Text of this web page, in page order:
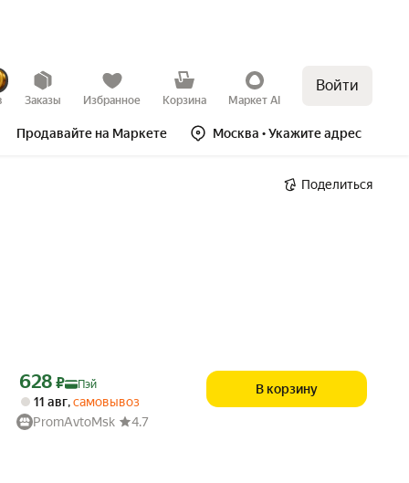
Заказы Избранное Корзина Маркет AI
Войти
Продавайте на Маркете Москва • Укажите адрес
Поделиться
Цена с картой Яндекс Пэй 628 ₽ вместо
628 ₽ Пэй
11 авг,самовывоз
PromAvtoMsk
4.7
В корзину